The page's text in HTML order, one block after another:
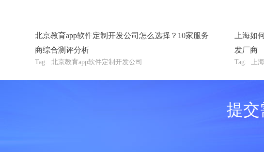
北京教育app软件定制开发公司怎么选择？10家服务
商综合测评分析
Tag: 北京教育app软件定制开发公司
上海如
发厂商
Tag: 上
提